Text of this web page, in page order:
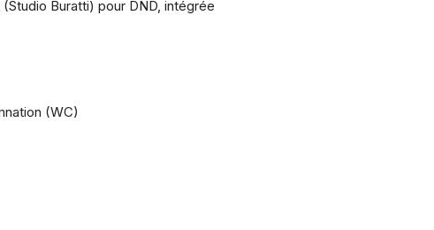
Buratti) pour DND, intégrée
(WC)